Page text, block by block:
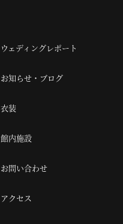
ウェディングレポート
お知らせ・ブログ
衣装
館内施設
お問い合わせ
アクセス